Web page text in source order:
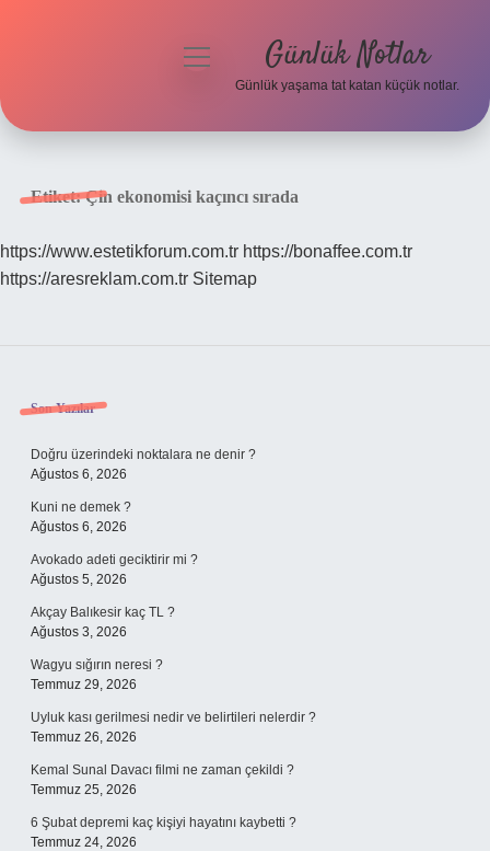
Hakkımızda
menüyü
Günlük Notlar
Günlük yaşama tat katan küçük notlar.
Etiket:Çin ekonomisi kaçıncı sırada
https://www.estetikforum.com.tr https://bonaffee.com.tr
https://aresreklam.com.tr Sitemap
Sidebar
Son Yazılar
Doğru üzerindeki noktalara ne denir ?
Ağustos 6, 2026
Kuni ne demek ?
Ağustos 6, 2026
Avokado adeti geciktirir mi ?
Ağustos 5, 2026
Akçay Balıkesir kaç TL ?
Ağustos 3, 2026
Wagyu sığırın neresi ?
Temmuz 29, 2026
Uyluk kası gerilmesi nedir ve belirtileri nelerdir ?
Temmuz 26, 2026
Kemal Sunal Davacı filmi ne zaman çekildi ?
Temmuz 25, 2026
6 Şubat depremi kaç kişiyi hayatını kaybetti ?
Temmuz 24, 2026